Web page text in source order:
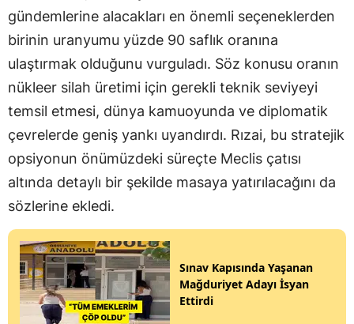
gündemlerine alacakları en önemli seçeneklerden
birinin uranyumu yüzde 90 saflık oranına
ulaştırmak olduğunu vurguladı. Söz konusu oranın
nükleer silah üretimi için gerekli teknik seviyeyi
temsil etmesi, dünya kamuoyunda ve diplomatik
çevrelerde geniş yankı uyandırdı. Rızai, bu stratejik
opsiyonun önümüzdeki süreçte Meclis çatısı
altında detaylı bir şekilde masaya yatırılacağını da
sözlerine ekledi.
Sınav Kapısında Yaşanan
Mağduriyet Adayı İsyan
Ettirdi